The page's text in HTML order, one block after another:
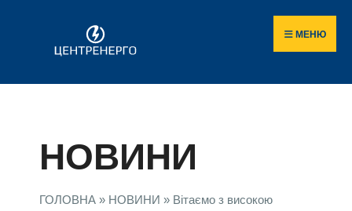
МЕНЮ
НОВИНИ
ГОЛОВНА » НОВИНИ » Вітаємо з високою